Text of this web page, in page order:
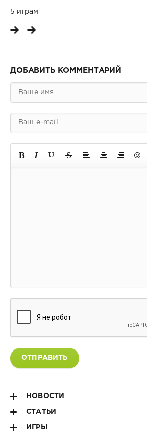
5 играм
ДОБАВИТЬ КОММЕНТАРИЙ
ОТПРАВИТЬ
НОВОСТИ
СТАТЬИ
ИГРЫ